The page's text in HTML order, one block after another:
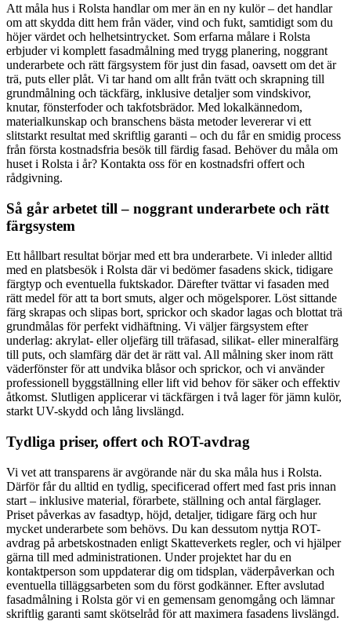
Att måla hus i Rolsta handlar om mer än en ny kulör – det handlar
om att skydda ditt hem från väder, vind och fukt, samtidigt som du
höjer värdet och helhetsintrycket. Som erfarna målare i Rolsta
erbjuder vi komplett fasadmålning med trygg planering, noggrant
underarbete och rätt färgsystem för just din fasad, oavsett om det är
trä, puts eller plåt. Vi tar hand om allt från tvätt och skrapning till
grundmålning och täckfärg, inklusive detaljer som vindskivor,
knutar, fönsterfoder och takfotsbrädor. Med lokalkännedom,
materialkunskap och branschens bästa metoder levererar vi ett
slitstarkt resultat med skriftlig garanti – och du får en smidig process
från första kostnadsfria besök till färdig fasad. Behöver du måla om
huset i Rolsta i år? Kontakta oss för en kostnadsfri offert och
rådgivning.
Så går arbetet till – noggrant underarbete och rätt
färgsystem
Ett hållbart resultat börjar med ett bra underarbete. Vi inleder alltid
med en platsbesök i Rolsta där vi bedömer fasadens skick, tidigare
färgtyp och eventuella fuktskador. Därefter tvättar vi fasaden med
rätt medel för att ta bort smuts, alger och mögelsporer. Löst sittande
färg skrapas och slipas bort, sprickor och skador lagas och blottat trä
grundmålas för perfekt vidhäftning. Vi väljer färgsystem efter
underlag: akrylat- eller oljefärg till träfasad, silikat- eller mineralfärg
till puts, och slamfärg där det är rätt val. All målning sker inom rätt
väderfönster för att undvika blåsor och sprickor, och vi använder
professionell byggställning eller lift vid behov för säker och effektiv
åtkomst. Slutligen applicerar vi täckfärgen i två lager för jämn kulör,
starkt UV-skydd och lång livslängd.
Tydliga priser, offert och ROT-avdrag
Vi vet att transparens är avgörande när du ska måla hus i Rolsta.
Därför får du alltid en tydlig, specificerad offert med fast pris innan
start – inklusive material, förarbete, ställning och antal färglager.
Priset påverkas av fasadtyp, höjd, detaljer, tidigare färg och hur
mycket underarbete som behövs. Du kan dessutom nyttja ROT-
avdrag på arbetskostnaden enligt Skatteverkets regler, och vi hjälper
gärna till med administrationen. Under projektet har du en
kontaktperson som uppdaterar dig om tidsplan, väderpåverkan och
eventuella tilläggsarbeten som du först godkänner. Efter avslutad
fasadmålning i Rolsta gör vi en gemensam genomgång och lämnar
skriftlig garanti samt skötselråd för att maximera fasadens livslängd.